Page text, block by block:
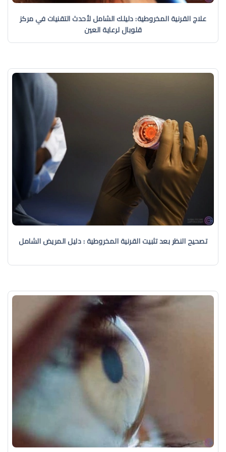
علاج القرنية المخروطية: دليلك الشامل لأحدث التقنيات في مركز
قلوبال لرعاية العين
تصحيح النظر بعد تثبيت القرنية المخروطية : دليل المريض الشامل